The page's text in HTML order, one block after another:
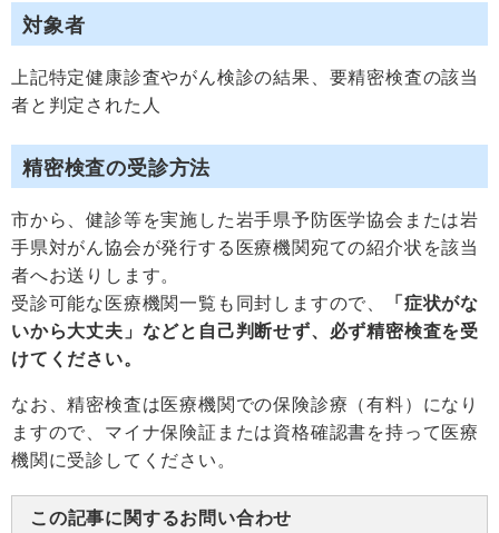
対象者
上記特定健康診査やがん検診の結果、要精密検査の該当
者と判定された人
精密検査の受診方法
市から、健診等を実施した岩手県予防医学協会または岩
手県対がん協会が発行する医療機関宛ての紹介状を該当
者へお送りします。
受診可能な医療機関一覧も同封しますので、
「症状がな
いから大丈夫」などと自己判断せず、必ず精密検査を受
けてください。
なお、精密検査は医療機関での保険診療（有料）になり
ますので、マイナ保険証または資格確認書を持って医療
機関に受診してください。
この記事に関するお問い合わせ